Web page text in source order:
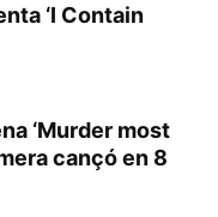
‘I Contain
‘Murder most
cançó en 8